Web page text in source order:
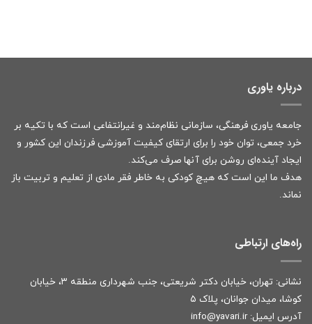
درباره یاوری
جامعه یاوری فرهنگی، سازمانی نظام‌مند و غیرانتفاعی است که با تکیه بر
خرد جمعی، توان خود را برای ارتقای کیفیت آموزشی فرزندان این کشور و
ایجاد آینده‌ای روشن برای آنها صرف می‌کند.
هدف ما این است که هیچ کودکی به خاطر فقر مادی از تعلیم و تربیت باز
نماند.
راه‌های ارتباطی
نشانی: تهران، خیابان دکتر شریعتی، جنب شهرداری منطقه ۳، خیابان
کوشا، میدان جوانان، پلاک ۵
آدرس ایمیل: info@yavari.ir